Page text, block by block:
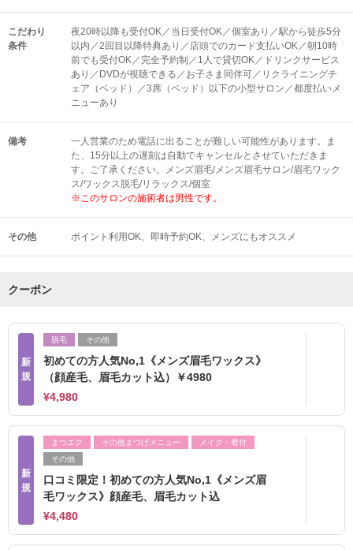
こだわり
条件
夜20時以降も受付OK／当日受付OK／個室あり／駅から徒歩5分
以内／2回目以降特典あり／店頭でのカード支払いOK／朝10時
前でも受付OK／完全予約制／1人で貸切OK／ドリンクサービス
あり／DVDが視聴できる／お子さま同伴可／リクライニングチ
ェア（ベッド）／3席（ベッド）以下の小型サロン／都度払いメ
ニューあり
備考
一人営業のため電話に出ることが難しい可能性があります。ま
た、15分以上の遅刻は自動でキャンセルとさせていただきま
す。ご了承ください。メンズ眉毛/メンズ眉毛サロン/眉毛ワック
ス/ワックス脱毛/リラックス/個室
※このサロンの施術者は男性です。
その他 ポイント利用OK 即時予約OK メンズにもオススメ
クーポン
新
規
脱毛 その他
初めての方人気No,1《メンズ眉毛ワックス》
（顔産毛、眉毛カット込）￥4980
¥4,980
新
規
まつエク その他まつげメニュー
メイク・着付
その他
口コミ限定！初めての方人気No,1《メンズ眉
毛ワックス》顔産毛、眉毛カット込
¥4,480